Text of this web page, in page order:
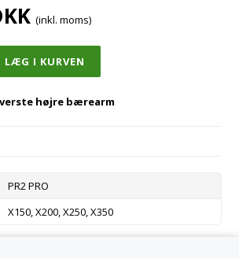
(inkl. moms)
højre bærearm
PR2 PRO
X150, X200, X250, X350